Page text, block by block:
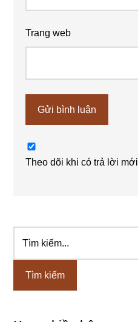
Trang web
Theo dõi khi có trả lời mới
Sidebar
chính
kiếm...